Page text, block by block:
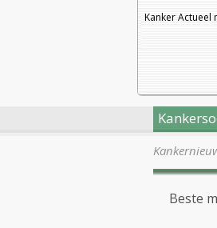
Kanker
Beste